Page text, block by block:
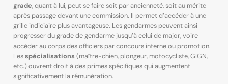
grade, quant à lui, peut se faire soit par ancienneté, soit au mérite
après passage devant une commission. Il permet d’accéder à une
grille indiciaire plus avantageuse. Les gendarmes peuvent ainsi
progresser du grade de gendarme jusqu’à celui de major, voire
accéder au corps des officiers par concours interne ou promotion.
Lesspécialisations (maître-chien, plongeur, motocycliste, GIGN,
etc.) ouvrent droit à des primes spécifiques qui augmentent
significativement la rémunération.